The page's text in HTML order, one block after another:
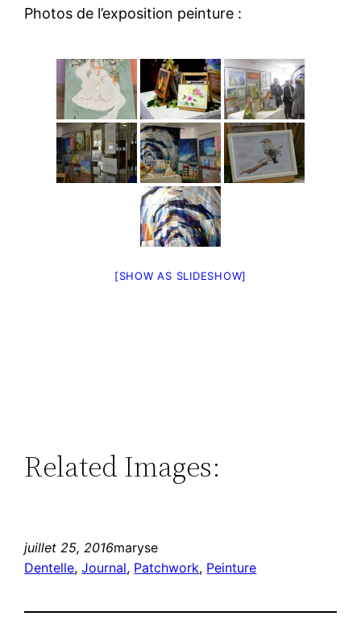
Photos de l’exposition peinture :
[SHOW AS SLIDESHOW]
Related Images:
juillet 25, 2016maryse
Dentelle, Journal, Patchwork, Peinture